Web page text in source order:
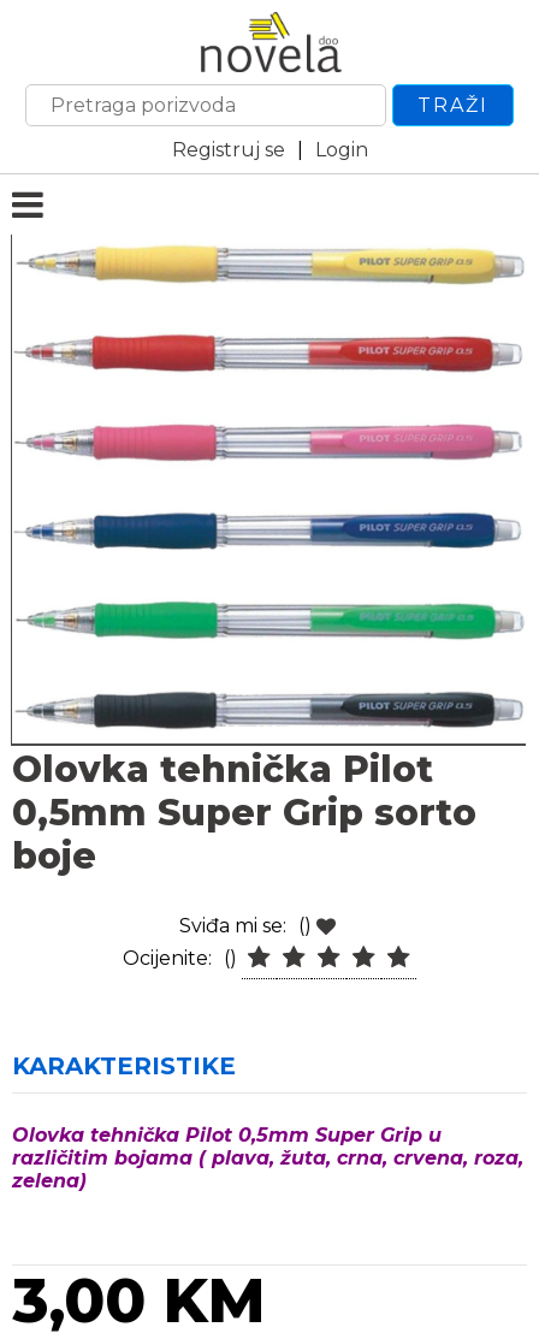
TRAŽI
Registruj se
Login
Olovka tehnička Pilot
0,5mm Super Grip sorto
boje
Sviđa mi se:
()
Ocijenite:
()
KARAKTERISTIKE
Olovka tehnička Pilot 0,5mm Super Grip u
različitim bojama ( plava, žuta, crna, crvena, roza,
zelena)
3,00 KM